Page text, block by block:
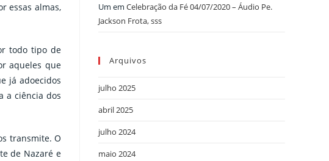
essas almas,
todo tipo de
aqueles que
já adoecidos
a ciência dos
transmite. O
de Nazaré e
Um em Celebração da Fé 04/07/2020 – Áudio Pe.
Jackson Frota, sss
Arquivos
julho 2025
abril 2025
julho 2024
maio 2024